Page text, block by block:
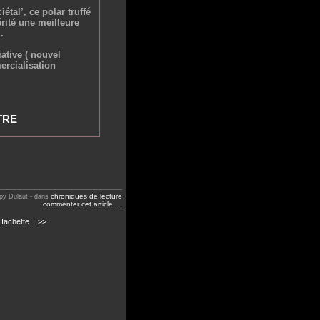
ce polar truffé
une meilleure
( nouvel
Dulaut - dans chroniques de lecture
commenter cet article
>>